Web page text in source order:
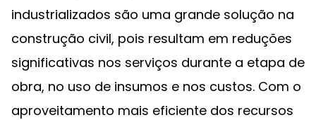
industrializados são uma grande solução na
construção civil, pois resultam em reduções
significativas nos serviços durante a etapa de
obra, no uso de insumos e nos custos. Com o
aproveitamento mais eficiente dos recursos